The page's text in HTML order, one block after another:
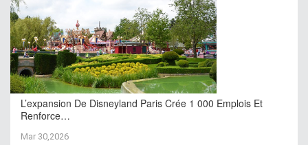
L’expansion De Disneyland Paris Crée 1 000 Emplois Et
Renforce…
Mar 30,2026